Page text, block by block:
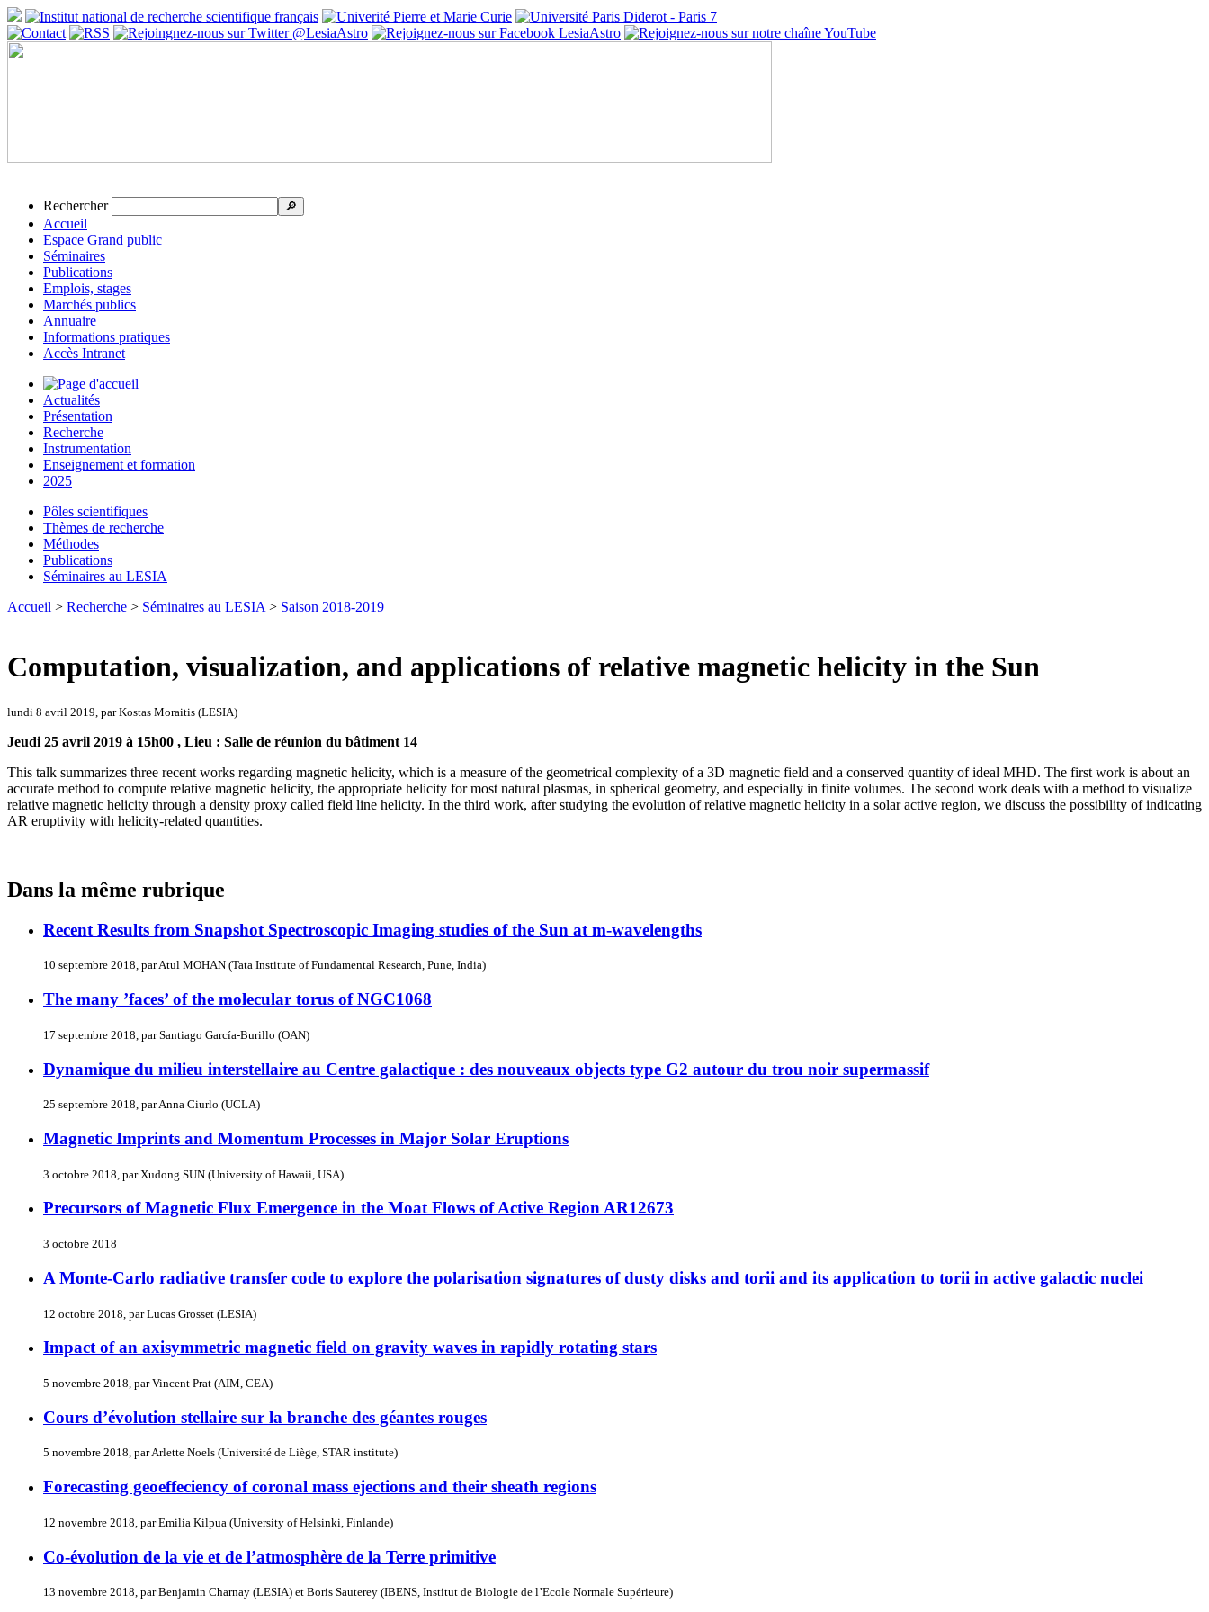
Rechercher 🔎
Accueil
Espace Grand public
Séminaires
Publications
Emplois, stages
Marchés publics
Annuaire
Informations pratiques
Accès Intranet
Actualités
Présentation
Recherche
Instrumentation
Enseignement et formation
2025
Pôles scientifiques
Thèmes de recherche
Méthodes
Publications
Séminaires au LESIA
Accueil > Recherche > Séminaires au LESIA > Saison 2018-2019
Computation, visualization, and applications of relative magnetic helicity in the Sun
lundi 8 avril 2019, par Kostas Moraitis (LESIA)
Jeudi 25 avril 2019 à 15h00 , Lieu : Salle de réunion du bâtiment 14
This talk summarizes three recent works regarding magnetic helicity, which is a measure of the geometrical complexity of a 3D magnetic field and a conserved quantity of ideal MHD. The first work is about an
accurate method to compute relative magnetic helicity, the appropriate helicity for most natural plasmas, in spherical geometry, and especially in finite volumes. The second work deals with a method to visualize
relative magnetic helicity through a density proxy called field line helicity. In the third work, after studying the evolution of relative magnetic helicity in a solar active region, we discuss the possibility of indicating
AR eruptivity with helicity-related quantities.
Dans la même rubrique
Recent Results from Snapshot Spectroscopic Imaging studies of the Sun at m-wavelengths
10 septembre 2018, par Atul MOHAN (Tata Institute of Fundamental Research, Pune, India)
The many ’faces’ of the molecular torus of NGC1068
17 septembre 2018, par Santiago García-Burillo (OAN)
Dynamique du milieu interstellaire au Centre galactique : des nouveaux objects type G2 autour du trou noir supermassif
25 septembre 2018, par Anna Ciurlo (UCLA)
Magnetic Imprints and Momentum Processes in Major Solar Eruptions
3 octobre 2018, par Xudong SUN (University of Hawaii, USA)
Precursors of Magnetic Flux Emergence in the Moat Flows of Active Region AR12673
3 octobre 2018
A Monte-Carlo radiative transfer code to explore the polarisation signatures of dusty disks and torii and its application to torii in active galactic nuclei
12 octobre 2018, par Lucas Grosset (LESIA)
Impact of an axisymmetric magnetic field on gravity waves in rapidly rotating stars
5 novembre 2018, par Vincent Prat (AIM, CEA)
Cours d’évolution stellaire sur la branche des géantes rouges
5 novembre 2018, par Arlette Noels (Université de Liège, STAR institute)
Forecasting geoeffeciency of coronal mass ejections and their sheath regions
12 novembre 2018, par Emilia Kilpua (University of Helsinki, Finlande)
Co-évolution de la vie et de l’atmosphère de la Terre primitive
13 novembre 2018, par Benjamin Charnay (LESIA) et Boris Sauterey (IBENS, Institut de Biologie de l’Ecole Normale Supérieure)